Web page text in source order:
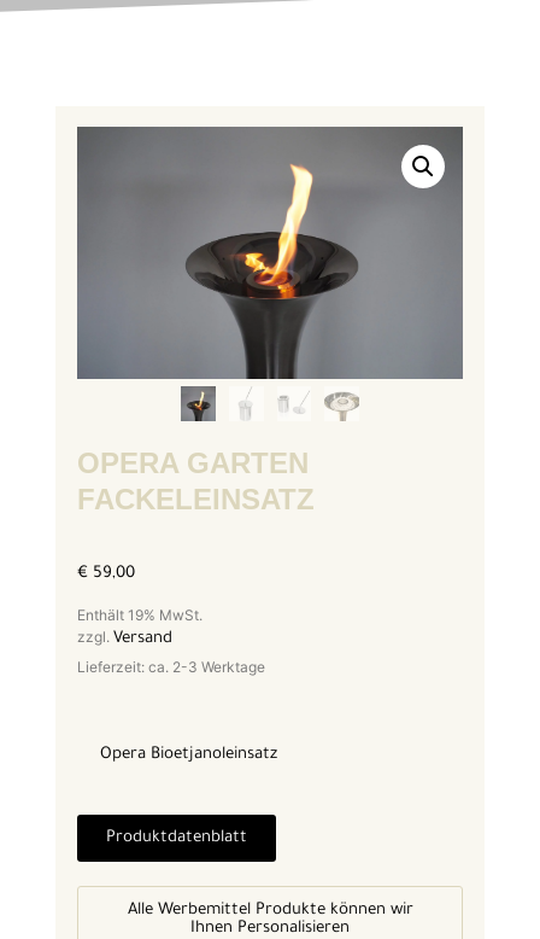
OPERA GARTEN
FACKELEINSATZ
€ 59,00
Enthält 19% MwSt.
zzgl.Versand
Lieferzeit: ca. 2-3 Werktage
Opera Bioetjanoleinsatz
Produktdatenblatt
Alle Werbemittel Produkte können wir
Ihnen Personalisieren